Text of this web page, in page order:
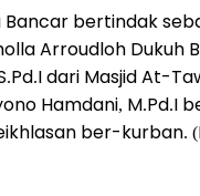
Bancar bertindak
Arroudloh
dari Masjid At-
Hamdani, M.Pd.I
ber-kurban.